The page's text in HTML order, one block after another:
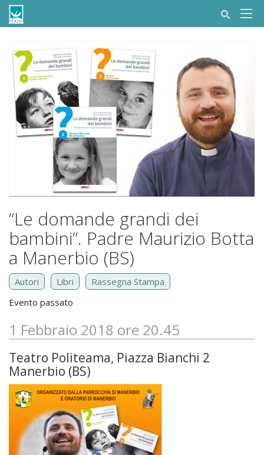
“Le domande grandi dei
bambini”. Padre Maurizio Botta
a Manerbio (BS)
Autori Libri
Rassegna Stampa
Evento passato
1 Febbraio 2018 ore 20.45
Teatro Politeama, Piazza Bianchi 2
Manerbio (BS)